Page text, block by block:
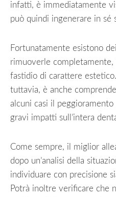
infatti, è immediatamente
può quindi ingenerare in sé
Fortunatamente esistono
rimuoverle completamente,
fastidio di carattere
tuttavia, è anche
alcuni casi il
gravi impatti sull’intera
Come sempre, il miglior
dopo un’analisi della
individuare con precisione
Potrà inoltre verificare che